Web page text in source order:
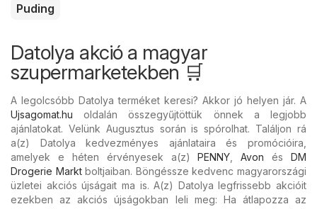
Puding
Datolya akció a magyar
szupermarketekben 🛒
A legolcsóbb Datolya terméket keresi? Akkor jó helyen jár. A
Ujsagomat.hu oldalán összegyűjtöttük önnek a legjobb
ajánlatokat. Velünk Augusztus során is spórolhat. Találjon rá
a(z) Datolya kedvezményes ajánlataira és promócióira,
amelyek e héten érvényesek a(z)PENNY ,Avon és DM
Drogerie Marktboltjaiban. Böngéssze kedvenc magyarországi
üzletei akciós újságait ma is. A(z) Datolya legfrissebb akcióit
ezekben az akciós újságokban leli meg: Ha átlapozza az